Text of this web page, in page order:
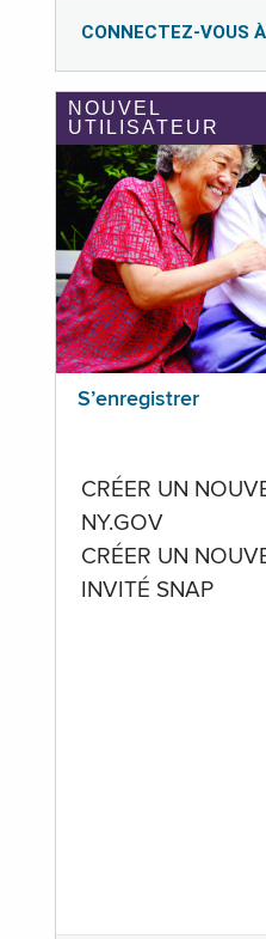
CONNECTEZ-VOUS
NOUVEL
UTILISATEUR
S’enregistrer
CRÉER UN
NY.GOV
CRÉER UN
INVITÉ SNAP